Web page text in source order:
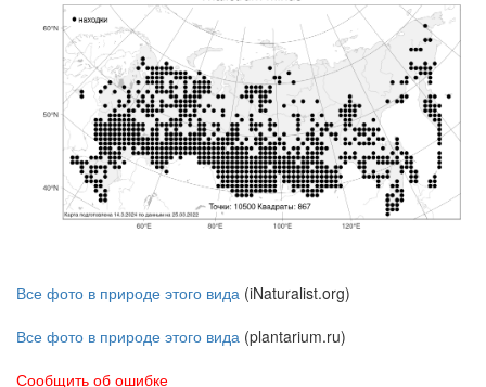
Все фото в природе этого вида (iNaturalist.org)
Все фото в природе этого вида (plantarium.ru)
Сообщить об ошибке